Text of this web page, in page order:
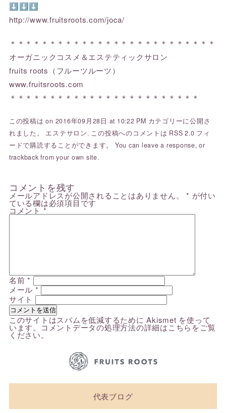
⬇⬇⬇
http://www.fruitsroots.com/joca/
＊＊＊＊＊＊＊＊＊＊＊＊＊＊＊＊＊＊＊＊＊＊＊＊＊＊
オーガニックコスメ＆エステティックサロン
fruits roots（フルーツルーツ）
www.fruitsroots.com
＊＊＊＊＊＊＊＊＊＊＊＊＊＊＊＊＊＊＊＊＊＊＊＊
この投稿は on 2016年09月28日 at 10:22 PM カテゴリーに公開さ
れました。 エステサロン. この投稿へのコメントは RSS 2.0 フィ
ードで購読することができます。 You can leave a response, or
trackback from your own site.
コメントを残す
メールアドレスが公開されることはありません。 * が付い
ている欄は必須項目です
コメント*
名前*
メール *
サイト
このサイトはスパムを低減するために Akismet を使って
います。 コメントデータの処理方法の詳細はこちらをご覧
ください。
代表ブログ